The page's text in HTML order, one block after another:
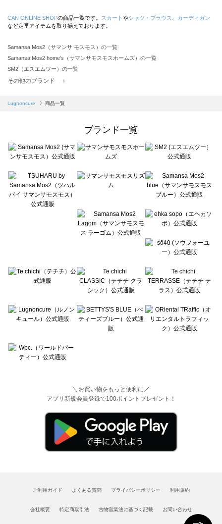
CAN ONLINE SHOPの商品一覧です。 スカート やシャツ・ブラウス
カーディガン
など定番アイテムを取り揃えております。
Samansa Mos2（サマンサ モスモス）の一覧
Samansa Mos2 home's（サマンサモスモスホームズ）の一覧
SM2（エスエムツー）の一覧
TSUHARU by Samansa Mos2（ツハルバイサマンサモスモス）の一覧
Samansa Mos2 blue（サマンサモスモス ブルー）の一覧
Te chichi（テチチ）の一覧
Te chichi CLASSIC（テチチ クラシック）の一覧
Lugnoncure（ルノンキュール）の一覧
BETTY'S BLUE（べティーズブルー）の一覧
Wpc.（ワールドパーティー）の一覧
その他のブランド ＋
Lugnoncure 商品一覧
ブランド一覧
＼お買い物をもっと便利に／
アプリ新規会員登録で100ポイントプレゼント！
ご利用ガイド よくある質問 プライバシーポリシー 利用規約
会社概要 特定商取引法 古物営業法に基づく記載 お問い合わせ